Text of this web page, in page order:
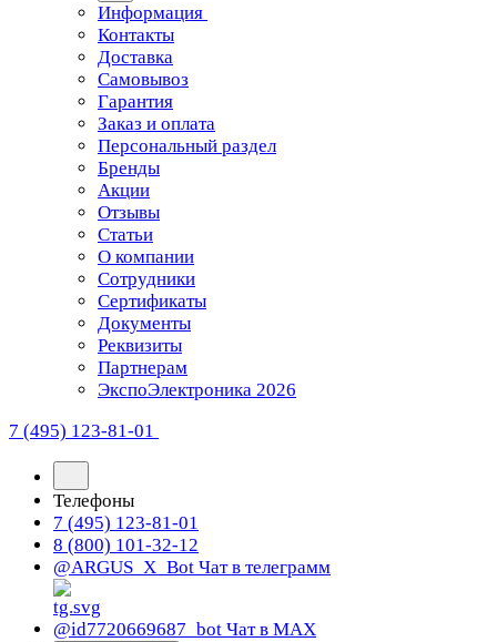
Информация
Контакты
Доставка
Самовывоз
Гарантия
Заказ и оплата
Персональный раздел
Бренды
Акции
Отзывы
Статьи
О компании
Сотрудники
Сертификаты
Документы
Реквизиты
Партнерам
ЭкспоЭлектроника 2026
7 (495) 123-81-01
Телефоны
7 (495) 123-81-01
8 (800) 101-32-12
@ARGUS_X_Bot Чат в телеграмм
@id7720669687_bot Чат в МАХ